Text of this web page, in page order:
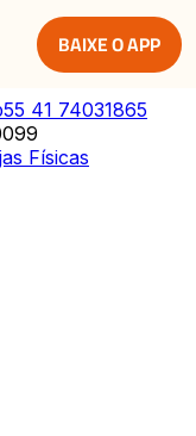
BAIXE O APP
55 41 74031865
Físicas